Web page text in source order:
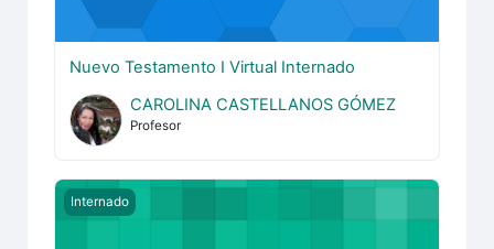
Nuevo Testamento I Virtual Internado
CAROLINA CASTELLANOS GÓMEZ
Profesor
Exegesis Virtual Internado
Internado